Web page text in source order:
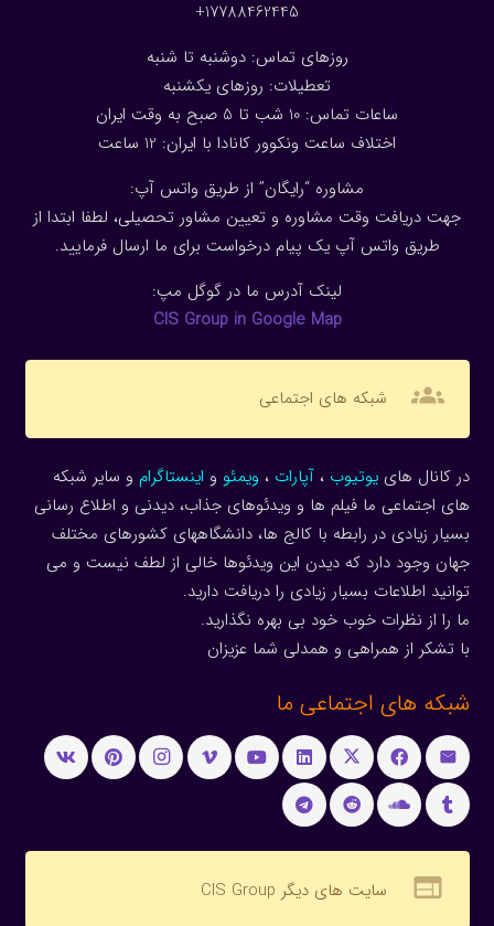
17788462445+
روزهای تماس: دوشنبه تا شنبه
تعطیلات: روزهای یکشنبه
ساعات تماس: 10 شب تا 5 صبح به وقت ایران
اختلاف ساعت ونکوور کانادا با ایران: 1 2 ساعت
مشاوره “رایگان” از طریق واتس آپ:
جهت دریافت وقت مشاوره و تعیین مشاور تحصیلی، لطفا ابتدا از
طریق واتس آپ یک پیام درخواست برای ما ارسال فرمایید.
لینک آدرس ما در گوگل مپ:
CIS Group in Google Map
groups شبکه های اجتماعی
در کانال هاییوتیوب ، آپارات ، ویمئو و اینستاگرام و سایر شبکه
های اجتماعی ما فیلم ها و ویدئوهای جذاب، دیدنی و اطلاع رسانی
بسیار زیادی در رابطه با کالج ها، دانشگاههای کشورهای مختلف
جهان وجود دارد که دیدن این ویدئوها خالی از لطف نیست و می
توانید اطلاعات بسیار زیادی را دریافت دارید.
ما را از نظرات خوب خود بی بهره نگذارید.
با تشکر از همراهی و همدلی شما عزیزان
شبکه های اجتماعی ما
web سایت های دیگر CIS Group